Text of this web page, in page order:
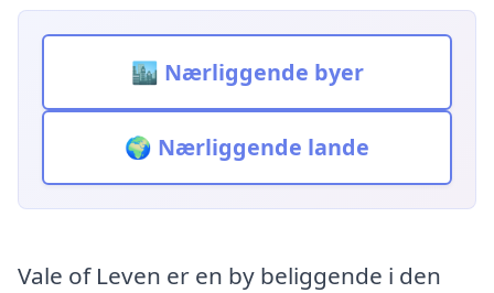
🏙️ Nærliggende byer
🌍 Nærliggende lande
Vale of Leven er en by beliggende i den